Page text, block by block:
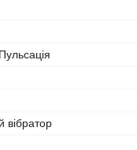
вібратор